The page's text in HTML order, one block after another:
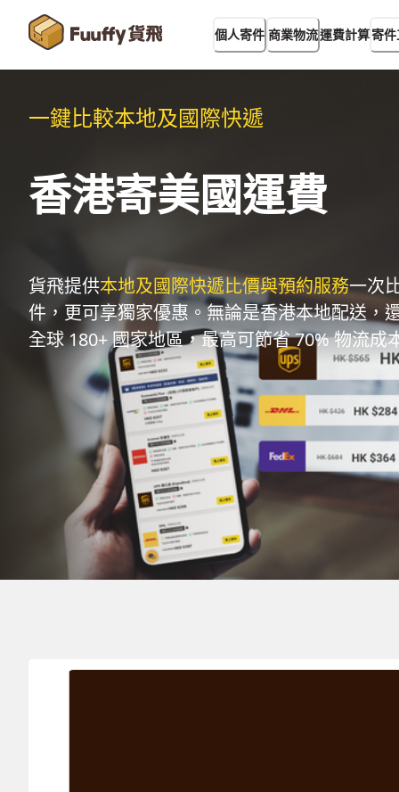
個人寄件 商業物流運費計算寄
一鍵比較本地及國際快遞
香港寄美國運費
貨飛提供本地及國際快遞比價與預約服務一次
件，更可享獨家優惠。無論是香港本地配送，
全球 180+ 國家地區，最高可節省 70% 物流成